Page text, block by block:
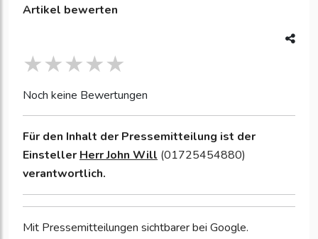
Artikel bewerten
Noch keine Bewertungen
Für den Inhalt der Pressemitteilung ist der
Einsteller Herr John Will (01725454880)
verantwortlich.
Mit Pressemitteilungen sichtbarer bei Google.